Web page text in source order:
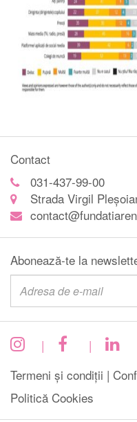
Contact
031-437-99-00
Strada Virgil
Abonează-te la
| |
Termeni și condiții |
Politică Cookies